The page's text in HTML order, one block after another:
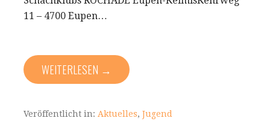
11 – 4700 Eupen…
WEITERLESEN →
Veröffentlicht in: Aktuelles, Jugend